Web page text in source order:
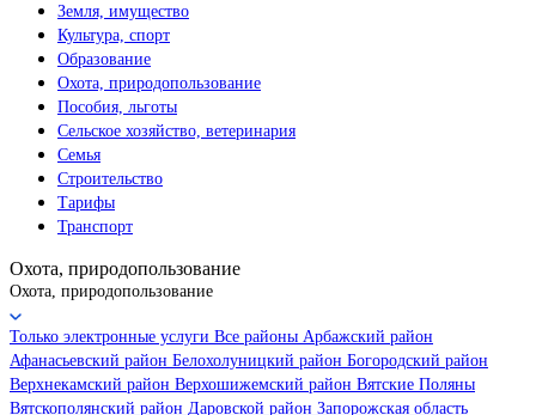
Земля, имущество
Культура, спорт
Образование
Охота, природопользование
Пособия, льготы
Сельское хозяйство, ветеринария
Семья
Строительство
Тарифы
Транспорт
Охота, природопользование
Охота, природопользование
Только электронные услуги Все районы Арбажский район
Афанасьевский район Белохолуницкий район Богородский район
Верхнекамский район Верхошижемский район Вятские Поляны
Вятскополянский район Даровской район Запорожская область